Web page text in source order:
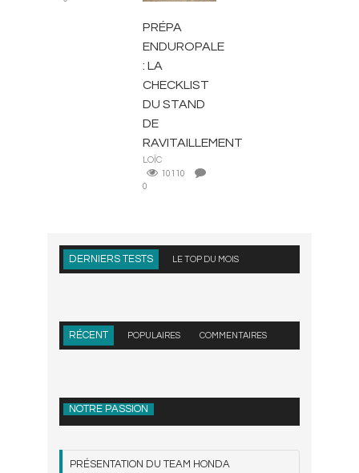
PRÉPA
ENDUROPALE
: LA
CHECKLIST
DU STAND
DE
RAVITAILLEMENT
LOÏC
10110
0
DERNIERS TESTS LE TOP DU MOIS
RÉCENT POPULAIRES COMMENTAIRES
NOTRE PASSION
PRÉSENTATION DU TEAM HONDA